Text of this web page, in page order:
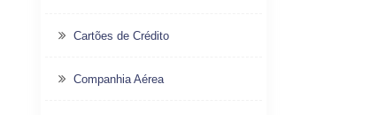
Cartões de Crédito
Companhia Aérea